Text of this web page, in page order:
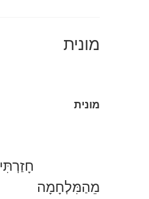
מונית
מונית
חָזַרְתִּי
מֵהַמִּלְחָמָה